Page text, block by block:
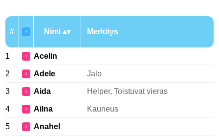
# ♂ Nimi Merkitys
1 ♀ Acelin
2 ♀ Adele Jalo
3 ♀ Aida Helper, Toistuvat vieras
4 ♀ Ailna Kauneus
5 ♀ Anahel